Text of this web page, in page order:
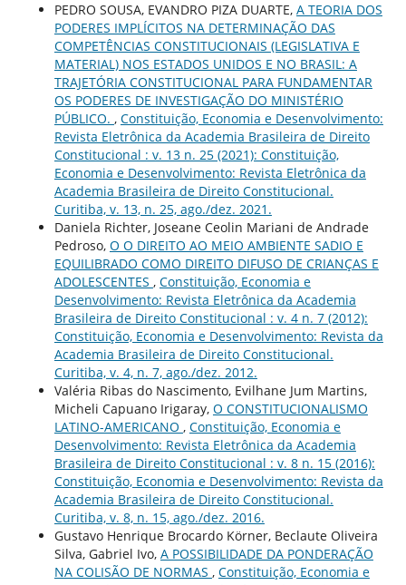
PEDRO SOUSA, EVANDRO PIZA DUARTE, A TEORIA DOS
PODERES IMPLÍCITOS NA DETERMINAÇÃO DAS
COMPETÊNCIAS CONSTITUCIONAIS (LEGISLATIVA E
MATERIAL) NOS ESTADOS UNIDOS E NO BRASIL: A
TRAJETÓRIA CONSTITUCIONAL PARA FUNDAMENTAR
OS PODERES DE INVESTIGAÇÃO DO MINISTÉRIO
PÚBLICO. , Constituição, Economia e Desenvolvimento:
Revista Eletrônica da Academia Brasileira de Direito
Constitucional : v. 13 n. 25 (2021): Constituição,
Economia e Desenvolvimento: Revista Eletrônica da
Academia Brasileira de Direito Constitucional.
Curitiba, v. 13, n. 25, ago./dez. 2021.
Daniela Richter, Joseane Ceolin Mariani de Andrade
Pedroso, O O DIREITO AO MEIO AMBIENTE SADIO E
EQUILIBRADO COMO DIREITO DIFUSO DE CRIANÇAS E
ADOLESCENTES , Constituição, Economia e
Desenvolvimento: Revista Eletrônica da Academia
Brasileira de Direito Constitucional : v. 4 n. 7 (2012):
Constituição, Economia e Desenvolvimento: Revista da
Academia Brasileira de Direito Constitucional.
Curitiba, v. 4, n. 7, ago./dez. 2012.
Valéria Ribas do Nascimento, Evilhane Jum Martins,
Micheli Capuano Irigaray, O CONSTITUCIONALISMO
LATINO-AMERICANO , Constituição, Economia e
Desenvolvimento: Revista Eletrônica da Academia
Brasileira de Direito Constitucional : v. 8 n. 15 (2016):
Constituição, Economia e Desenvolvimento: Revista da
Academia Brasileira de Direito Constitucional.
Curitiba, v. 8, n. 15, ago./dez. 2016.
Gustavo Henrique Brocardo Körner, Beclaute Oliveira
Silva, Gabriel Ivo, A POSSIBILIDADE DA PONDERAÇÃO
NA COLISÃO DE NORMAS , Constituição, Economia e